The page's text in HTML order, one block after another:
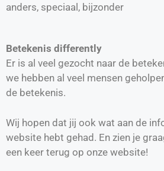
anders, speciaal, bijzonder
Betekenis differently
Er is al veel gezocht naar de
we hebben al veel mensen
de betekenis.
Wij hopen dat jij ook wat aan de
website hebt gehad. En zien je
een keer terug op onze website!